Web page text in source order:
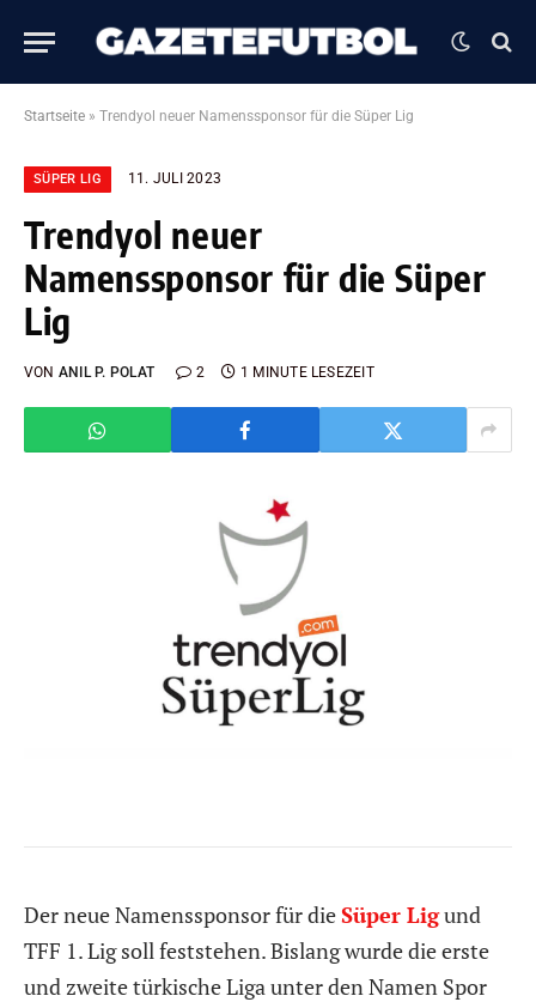
Startseite » Trendyol neuer Namenssponsor für die Süper Lig
SÜPER LIG 11. JULI 2023
Trendyol neuer
Namenssponsor für die Süper
Lig
VON ANIL P. POLAT 2 1 MINUTE LESEZEIT
Der neue Namenssponsor für dieSüper Ligund
TFF 1. Lig soll feststehen. Bislang wurde die erste
und zweite türkische Liga unter den Namen Spor